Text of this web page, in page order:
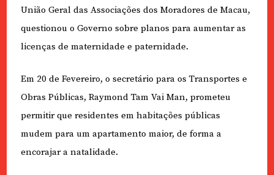
União Geral das Associações dos Moradores de Macau,
questionou o Governo sobre planos para aumentar as
licenças de maternidade e paternidade.
Em 20 de Fevereiro, o secretário para os Transportes e
Obras Públicas, Raymond Tam Vai Man, prometeu
permitir que residentes em habitações públicas
mudem para um apartamento maior, de forma a
encorajar a natalidade.